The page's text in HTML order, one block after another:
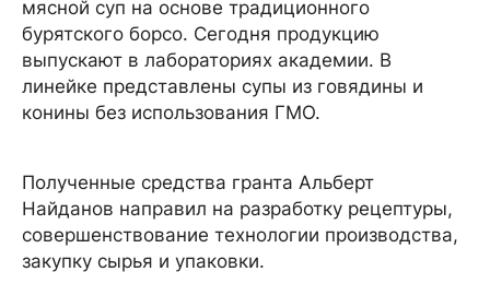
мясной суп на основе традиционного
бурятского борсо. Сегодня продукцию
выпускают в лабораториях академии. В
линейке представлены супы из говядины и
конины без использования ГМО.
Полученные средства гранта Альберт
Найданов направил на разработку рецептуры,
совершенствование технологии производства,
закупку сырья и упаковки.